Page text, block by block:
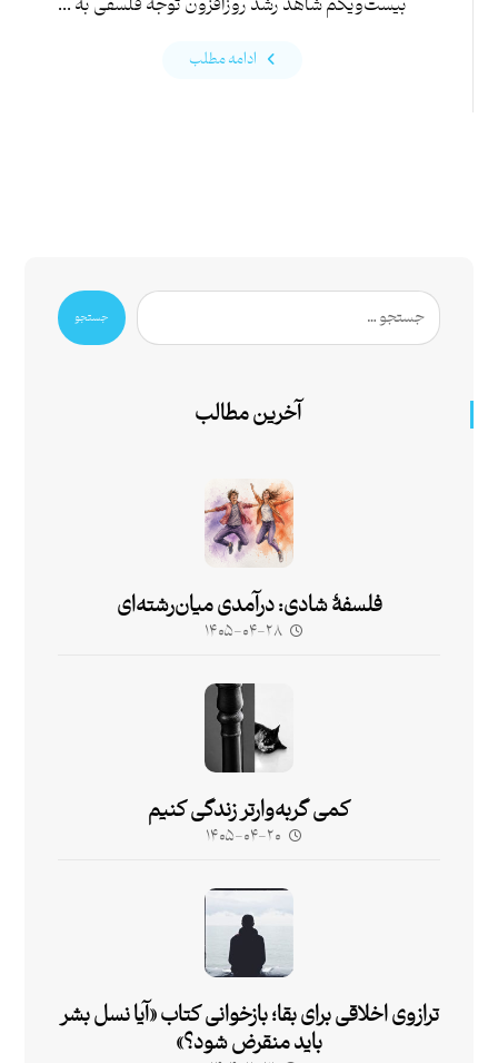
ادامه مطلب
جستجو
آخرین مطالب
فلسفۀ شادی: درآمدی میان‌رشته‌ای
۱۴۰۵-۰۴-۲۸
کمی گربه‌وارتر زندگی کنیم
۱۴۰۵-۰۴-۲۰
ترازوی اخلاقی برای بقا؛ بازخوانی کتاب «آیا نسل بشر
باید منقرض شود؟»